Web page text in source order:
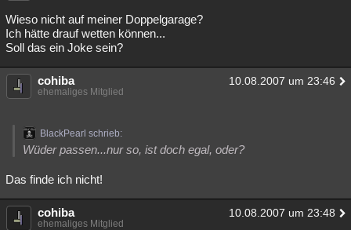
Wieso nicht auf meiner Doppelgarage?
Ich hätte drauf wetten können...
Soll das ein Joke sein?
cohiba 10.08.2007 um 23:46
ehemaliges Mitglied
BlackPearl schrieb:
Wüder passen...nur so, ist doch egal, oder?
Das finde ich nicht!
cohiba 10.08.2007 um 23:48
ehemaliges Mitglied